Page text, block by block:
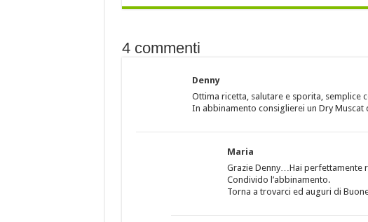
4 commenti
Denny
Ottima ricetta, salutare e sporita, semplice
In abbinamento consiglierei un Dry Muscat
Maria
Grazie Denny…Hai perfettamente
Condivido l’abbinamento.
Torna a trovarci ed auguri di